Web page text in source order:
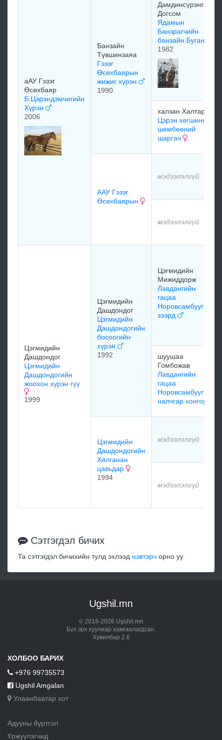
аАУ Гэзэг
Өсөхбаяр
Б.Цэрэндэмчигийн
Хүрэн
2006
Банзайн
Түвшинзаяа
Гэзэг
Өсөхбаярын
жижиг хүрэн
1990
Дамдинсүрэнгийн
Догсом
Ядамын
Банзрагчийн
банзайн Буган
1982
халзан Халтар
Цэрэн хөгшины
шөмбөөний
шаргач
ААУ Гэзэг
Өсөхбаярын
мэдээлэлгүй
мэдээлэлгүй
Цэгмидийн
Дашдондог
Цэгмидийн
Дашдондогийн
жоохон хүрэн гүү
1999
Цэгмидийн
Дашдондог
Цэгмидийн
Дашдондогийн
босоогийн
хүрэн
1992
Цэгмидийн
Мижиддорж
Лавдангийн
гацаа
Норовсамбуугийн
зээрд
шуушаа
Гомбожав
Лавдангийн
гацаа
Норовсамбуугийн
налчгар хонгор
Цэгмидийн
Дашдондогийн
Хялганан
цавьдар
1994
мэдээлэлгүй
мэдээлэлгүй
Сэтгэгдэл бичих
Та сэтгэгдэл бичихийн тулд эхлээд нэвтэрч орно уу.
Ugshil.mn
© 2018-2026 Ugshil.mn
Бүх эрх хуулиар хамгаалагдсан.
Хувилбар 2.6
ХОЛБОО БАРИХ
+976 99735573
Ugshil Amgalan
Улаанбаатар хот
Адууны бүртгэл
Үржүүлэгчид